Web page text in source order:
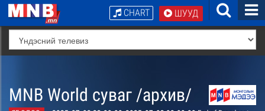
ШУУД
CHART
MNB World суваг /архив/